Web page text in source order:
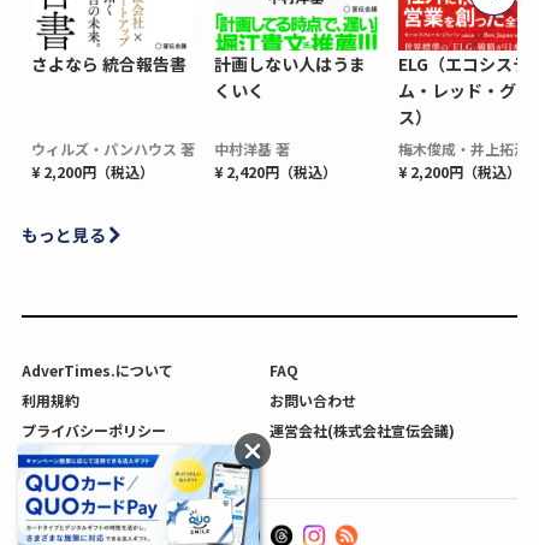
さよなら 統合報告書
ウィルズ・パンハウス 著
¥ 2,200円（税込）
計画しない人はうま
くいく
中村洋基 著
¥ 2,420円（税込）
ELG（エコシステ
ム・レッド・グロ
ス）
梅木俊成・井上拓海
¥ 2,200円（税込）
もっと見る
AdverTimes.について
FAQ
利用規約
お問い合わせ
プライバシーポリシー
運営会社(株式会社宣伝会議)
利用者情報の外部送信について